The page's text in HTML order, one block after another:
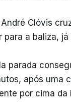
Clóvis
para a baliza,
parada
após uma
por cima da